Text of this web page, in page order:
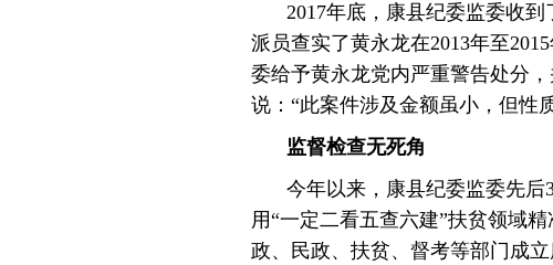
2017年底，康县纪委监委收
派员查实了黄永龙在2013年至
委给予黄永龙党内严重警告处分
说：“此案件涉及金额虽小，但性
监督检查无死角
今年以来，康县纪委监委先
用“一定二看五查六建”扶贫领域
政、民政、扶贫、督考等部门成